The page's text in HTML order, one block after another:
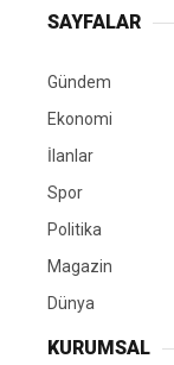
SAYFALAR
Gündem
Ekonomi
İlanlar
Spor
Politika
Magazin
Dünya
KURUMSAL